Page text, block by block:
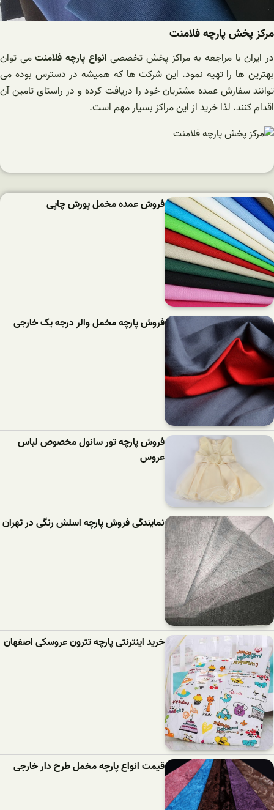
مرکز پخش پارچه فلامنت
در ایران با مراجعه به مراکز پخش تخصصیانواع پارچه فلامنتمی توان
بهترین ها را تهیه نمود. این شرکت ها که همیشه در دسترس بوده می
توانند سفارش عمده مشتریان خود را دریافت کرده و در راستای تامین آن
اقدام کنند. لذا خرید از این مراکز بسیار مهم است.
فروش عمده مخمل پورش چاپی
فروش پارچه مخمل والر درجه یک خارجی
فروش پارچه تور سانول مخصوص لباس
عروس
نمایندگی فروش پارچه اسلش رنگی در تهران
خرید اینترنتی پارچه تترون عروسکی اصفهان
قیمت انواع پارچه مخمل طرح دار خارجی